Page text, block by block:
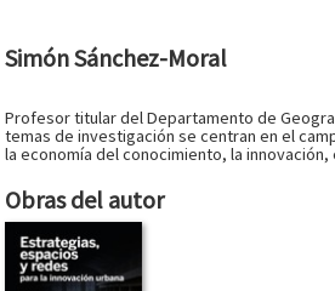
Simón Sánchez-Moral
Profesor titular del Departamento de
temas de investigación se centran en el
la economía del conocimiento, la
Obras del autor